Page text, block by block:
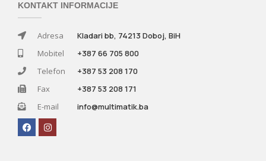
KONTAKT INFORMACIJE
Adresa
Kladari bb, 74213 Doboj, BiH
Mobitel
+387 66 705 800
Telefon
+387 53 208 170
Fax
+387 53 208 171
E-mail
info@multimatik.ba